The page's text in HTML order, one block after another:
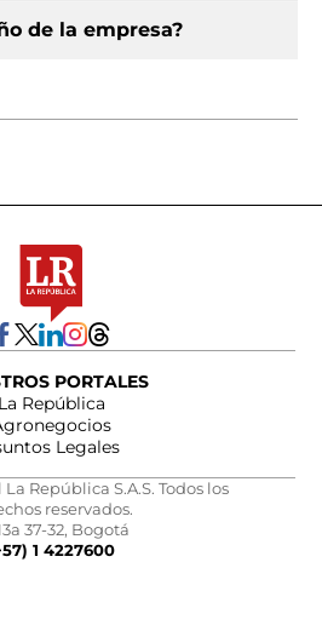
de la empresa?
PORTALES
La República
Legales
República S.A.S. Todos los
reservados.
37-32, Bogotá
1 4227600